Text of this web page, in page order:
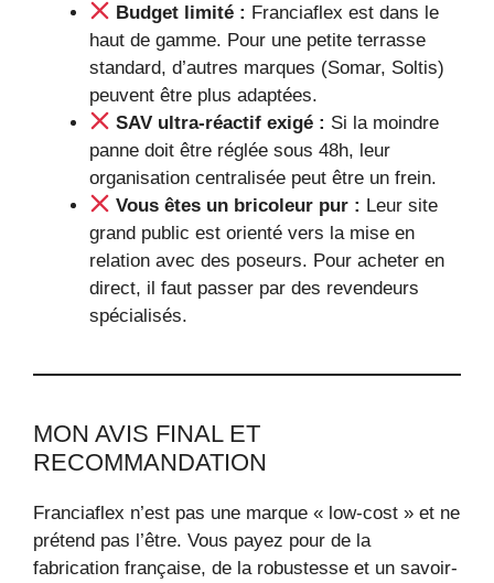
Budget limité : Franciaflex est dans le
haut de gamme. Pour une petite terrasse
standard, d’autres marques (Somar, Soltis)
peuvent être plus adaptées.
SAV ultra-réactif exigé : Si la moindre
panne doit être réglée sous 48h, leur
organisation centralisée peut être un frein.
Vous êtes un bricoleur pur : Leur site
grand public est orienté vers la mise en
relation avec des poseurs. Pour acheter en
direct, il faut passer par des revendeurs
spécialisés.
MON AVIS FINAL ET
RECOMMANDATION
Franciaflex n’est pas une marque « low-cost » et ne
prétend pas l’être. Vous payez pour de la
fabrication française, de la robustesse et un savoir-